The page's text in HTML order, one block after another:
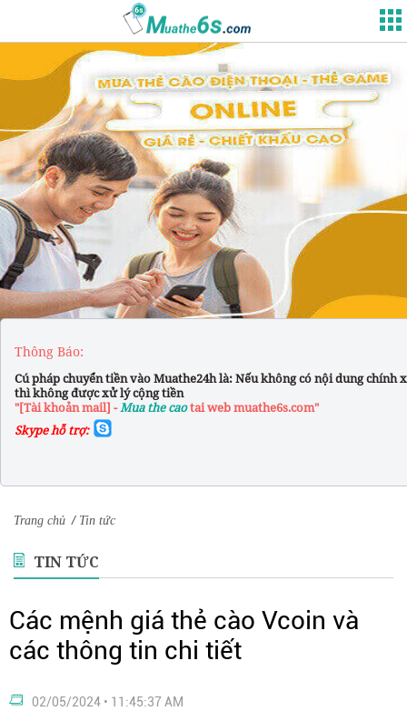
Thông Báo:
Cú pháp chuyển tiền vào Muathe24h là: Nếu không có nội dung chính
thì không được xử lý cộng tiền
"[Tài khoản mail] -Mua the caotai web muathe6s.com"
Skype hỗ trợ:
Trang chủ / Tin tức
TIN TỨC
Các mệnh giá thẻ cào Vcoin và
các thông tin chi tiết
02/05/2024 • 11:45:37 AM